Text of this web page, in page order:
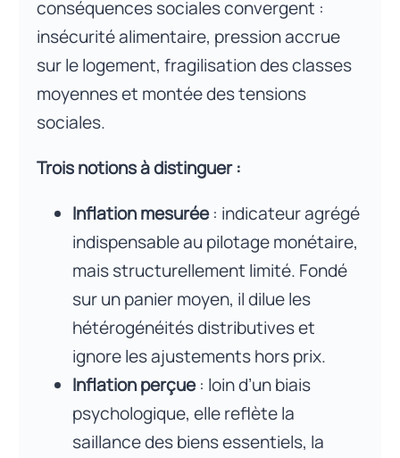
conséquences sociales convergent :
insécurité alimentaire, pression accrue
sur le logement, fragilisation des classes
moyennes et montée des tensions
sociales.
Trois notions à distinguer :
Inflation mesurée: indicateur agrégé
indispensable au pilotage monétaire,
mais structurellement limité. Fondé
sur un panier moyen, il dilue les
hétérogénéités distributives et
ignore les ajustements hors prix.
Inflation perçue: loin d’un biais
psychologique, elle reflète la
saillance des biens essentiels, la